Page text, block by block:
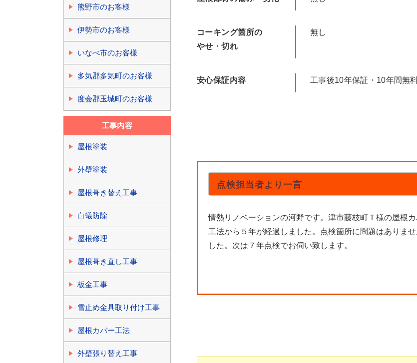
コーキング箇所の
やせ・切れ
無し
安心保証内容 工事後10年保証・10年間無
点検担当者より一言
情熱リノベーションの河野です。津市藤枝町Ｔ様の屋根
工法から５年が経過しました。点検箇所に問題はありま
した。次は７年点検でお伺い致します。
熊野市のお客様
伊勢市のお客様
いなべ市のお客様
多気郡多気町のお客様
度会郡玉城町のお客様
工事内容
屋根塗装
外壁塗装
屋根葺き替え工事
白蟻防除
屋根修理
屋根葺き直し工事
板金工事
雪止め金具取り付け工事
屋根カバー工法
外壁張り替え工事